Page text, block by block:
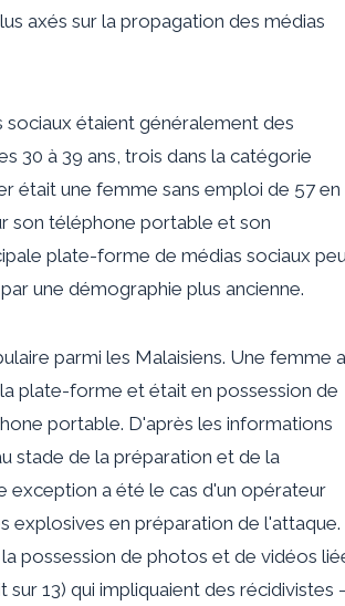
axés sur la propagation des médias
étaient généralement des
30 à 39 ans, trois dans la catégorie
était une femme sans emploi de 57 en
son téléphone portable et son
plate-forme de médias sociaux
une démographie plus ancienne.
parmi les Malaisiens. Une femme
plate-forme et était en possession de
portable. D'après les informations
stade de la préparation et de la
exception a été le cas d'un opérateur
explosives en préparation de l'attaque.
possession de photos et de vidéos
13) qui impliquaient des récidivistes